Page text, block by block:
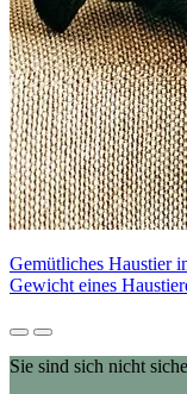
Gemütliches Haustier
Gewicht eines
Sie sind sich nicht